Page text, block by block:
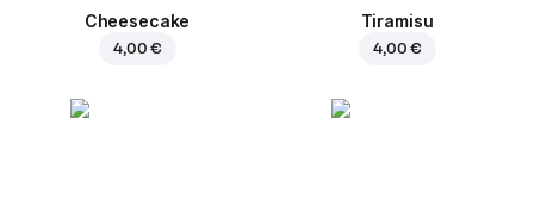
Cheesecake
4,00 €
Tiramisu
4,00 €